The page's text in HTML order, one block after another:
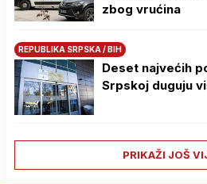
zbog vrućina
REPUBLIKA SRPSKA / BIH
Deset najvećih
Srpskoj duguju
PRIKAŽI JOŠ